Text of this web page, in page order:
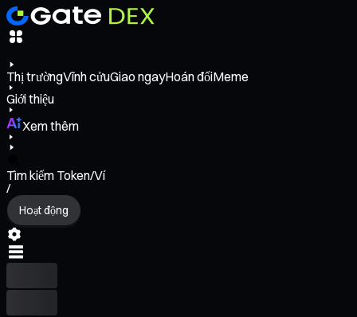
Thị trườngVĩnh cửuGiao ngayHoán đổiMeme
Giới thiệu
Xem thêm
Tìm kiếm Token/Ví
/
Hoạt động